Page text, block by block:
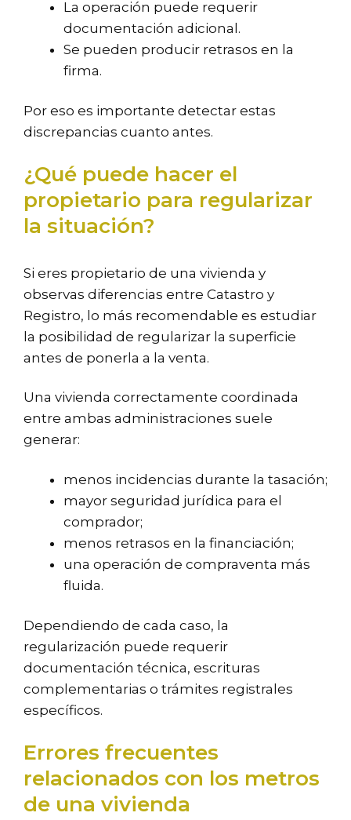
La operación puede requerir
documentación adicional.
Se pueden producir retrasos en la
firma.
Por eso es importante detectar estas
discrepancias cuanto antes.
¿Qué puede hacer el
propietario para regularizar
la situación?
Si eres propietario de una vivienda y
observas diferencias entre Catastro y
Registro, lo más recomendable es estudiar
la posibilidad de regularizar la superficie
antes de ponerla a la venta.
Una vivienda correctamente coordinada
entre ambas administraciones suele
generar:
menos incidencias durante la tasación;
mayor seguridad jurídica para el
comprador;
menos retrasos en la financiación;
una operación de compraventa más
fluida.
Dependiendo de cada caso, la
regularización puede requerir
documentación técnica, escrituras
complementarias o trámites registrales
específicos.
Errores frecuentes
relacionados con los metros
de una vivienda